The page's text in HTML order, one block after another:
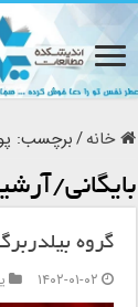
خانه/برچسب:
بایگانی/
گروه
۱۴۰۲-۰۱-۰۲